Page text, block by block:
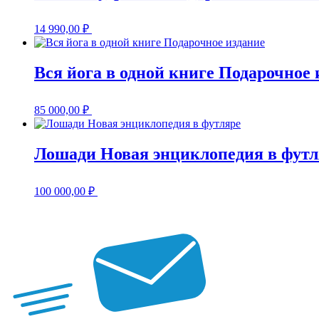
14 990,00 ₽
Вся йога в одной книге Подарочное
85 000,00 ₽
Лошади Новая энциклопедия в
100 000,00 ₽